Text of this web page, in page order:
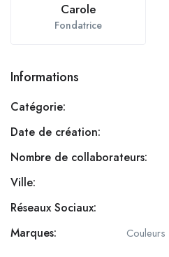
Carole
Fondatrice
Informations
Catégorie:
Date de création:
Nombre de collaborateurs:
Ville:
Réseaux Sociaux:
Marques: